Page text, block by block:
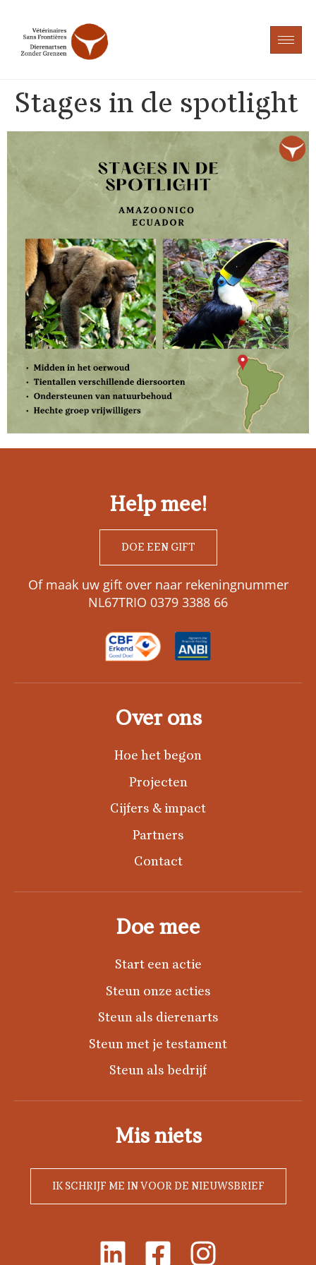
Stages in de spotlight
Help mee!
DOE EEN GIFT
Of maak uw gift over naar rekeningnummer
NL67TRIO 0379 3388 66
Over ons
Hoe het begon
Projecten
Cijfers & impact
Partners
Contact
Doe mee
Start een actie
Steun onze acties
Steun als dierenarts
Steun met je testament
Steun als bedrijf
Mis niets
IK SCHRIJF ME IN VOOR DE NIEUWSBRIEF